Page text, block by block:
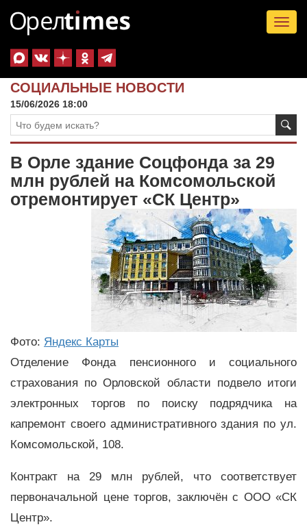
СОЦИАЛЬНЫЕ НОВОСТИ
15/06/2026 18:00
В Орле здание Соцфонда за 29
млн рублей на Комсомольской
отремонтирует «СК Центр»
Фото: Яндекс Карты
Отделение Фонда пенсионного и социального
страхования по Орловской области подвело итоги
электронных торгов по поиску подрядчика на
капремонт своего административного здания по ул.
Комсомольской, 108.
Контракт на 29 млн рублей, что соответствует
первоначальной цене торгов, заключён с ООО «СК
Центр».